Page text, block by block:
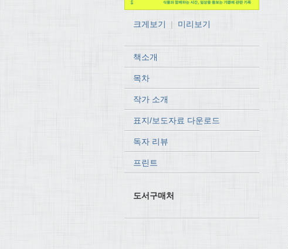
크게보기 | 미리보기
책소개
목차
작가 소개
표지/보도자료 다운로드
독자 리뷰
프린트
도서구매처